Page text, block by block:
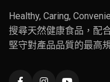
Healthy, Caring,
搜尋天然健康食品，配
堅守對產品品質的最高